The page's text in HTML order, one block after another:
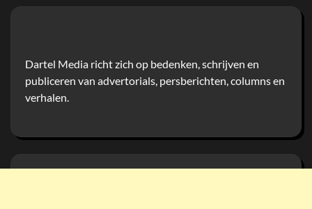
Dartel Media richt zich op bedenken, schrijven en
publiceren van advertorials, persberichten, columns en
verhalen.